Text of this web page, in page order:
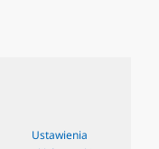
Ustawienia